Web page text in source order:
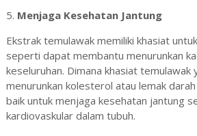
5. Menjaga Kesehatan Jantung
Ekstrak temulawak memiliki khasiat
seperti dapat membantu menurunkan
keseluruhan. Dimana khasiat
menurunkan kolesterol atau lemak
baik untuk menjaga kesehatan jantung
kardiovaskular dalam tubuh.